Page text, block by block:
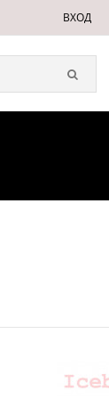
ВХОД